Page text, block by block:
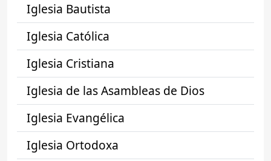
Iglesia Bautista
Iglesia Católica
Iglesia Cristiana
Iglesia de las Asambleas de Dios
Iglesia Evangélica
Iglesia Ortodoxa